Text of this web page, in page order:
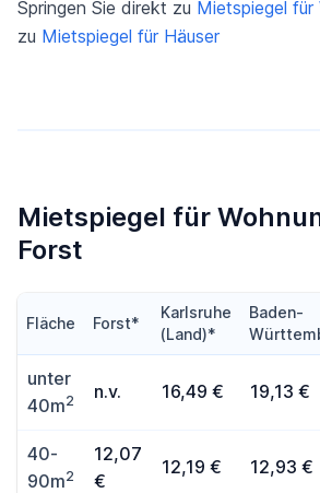
Springen Sie direkt zu Mietspiegel für
zu Mietspiegel für Häuser
Mietspiegel für
Forst
Fläche Forst*
Karlsruhe
(Land)*
Baden-
unter
40m2 n.v. 16,49 € 19,13 €
40-
90m2
12,07
€
12,19 € 12,93 €